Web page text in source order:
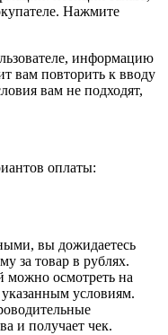
Нажмите
информацию
вам повторить к вводу
вам не подходят,
оплаты:
вы дожидаетесь
за товар в рублях.
можно осмотреть на
условиям.
и получает чек.